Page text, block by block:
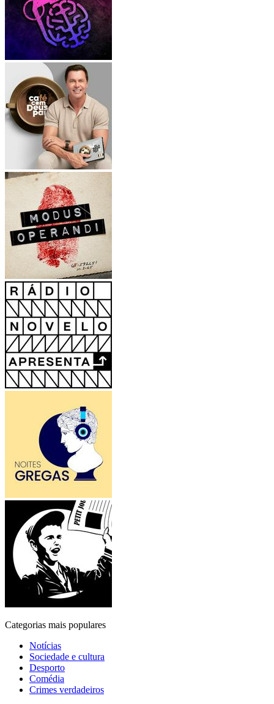
Categorias mais populares
Notícias
Sociedade e cultura
Desporto
Comédia
Crimes verdadeiros